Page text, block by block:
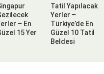
– En
15 Yer
Tatil Yapılacak
Yerler –
Türkiye’de En
Güzel 10 Tatil
Beldesi